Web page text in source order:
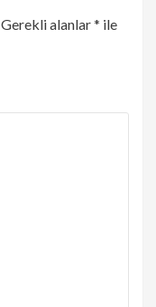
Gerekli alanlar* ile